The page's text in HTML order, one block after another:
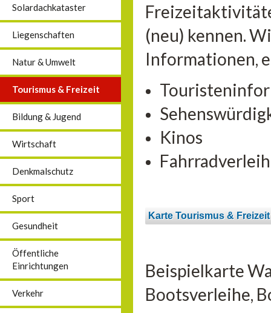
Solardachkataster
Liegenschaften
Natur & Umwelt
Tourismus & Freizeit
Bildung & Jugend
Wirtschaft
Denkmalschutz
Sport
Gesundheit
Öffentliche
Einrichtungen
Verkehr
(neu) kennen.
Informationen,
Kinos
Karte Tourismus & Freizeit
Beispielkarte
Bootsverleihe,